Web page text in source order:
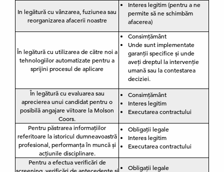
In legătură cu vânzarea, fuziunea sau
reorganizarea afacerii noastre
Interes legitim (pentru a ne
permite să ne schimbăm
afacerea)
În legătură cu utilizarea de către noi a
tehnologiilor automatizate pentru a
sprijini procesul de aplicare
Consimțământ
Unde sunt implementate
garanții specifice și unde
aveți dreptul la intervenție
umană sau la contestarea
deciziei.
În legătură cu evaluarea sau
aprecierea unui candidat pentru o
posibilă angajare viitoare la Molson
Coors.
Consimțământ
Interes legitim
Executarea contractului
Pentru păstrarea informațiilor
referitoare la istoricul dumneavoastră
profesional, performanța în muncă și
acțiunile disciplinare.
Obligații legale
Interes legitim
Executarea contractului
Pentru a efectua verificări de
Obligații legale